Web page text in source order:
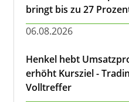
bringt bis zu 27
06.08.2026
Henkel hebt
erhöht Kursziel -
Volltreffer